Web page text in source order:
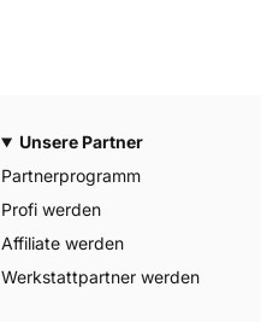
Unsere Partner
Partnerprogramm
Profi werden
Affiliate werden
Werkstattpartner werden